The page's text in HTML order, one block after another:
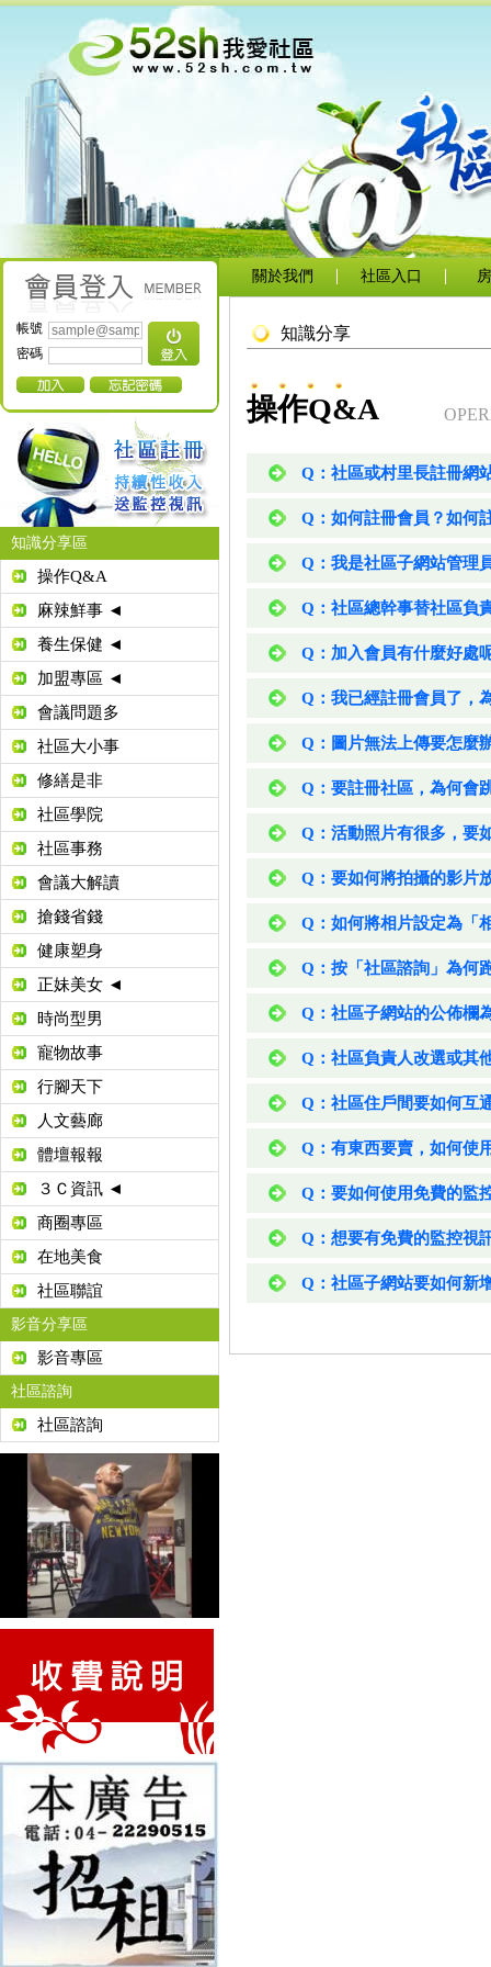
帳號
密碼
知識分享區
操作Q&A
麻辣鮮事 ◄
養生保健 ◄
加盟專區 ◄
會議問題多
社區大小事
修繕是非
社區學院
社區事務
會議大解讀
搶錢省錢
健康塑身
正妹美女 ◄
時尚型男
寵物故事
行腳天下
人文藝廊
體壇報報
３Ｃ資訊 ◄
商圈專區
在地美食
社區聯誼
影音分享區
影音專區
社區諮詢
社區諮詢
關於我們 社區入口
知識分享
操作Q&A
Q：社區或村里長註冊網
Q：如何註冊會員？如何
Q：我是社區子網站管理
Q：社區總幹事替社區負
Q：加入會員有什麼好處
Q：我已經註冊會員了，
Q：圖片無法上傳要怎麼
Q：要註冊社區，為何會
Q：活動照片有很多，要
Q：要如何將拍攝的影片
Q：如何將相片設定為「
Q：按「社區諮詢」為何
Q：社區子網站的公佈欄
Q：社區負責人改選或其
Q：社區住戶間要如何互
Q：有東西要賣，如何使
Q：要如何使用免費的監
Q：想要有免費的監控視
Q：社區子網站要如何新